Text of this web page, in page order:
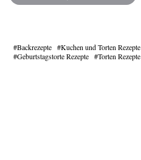
Backrezepte Kuchen und Torten Rezepte
Geburtstagstorte Rezepte
Torten Rezepte